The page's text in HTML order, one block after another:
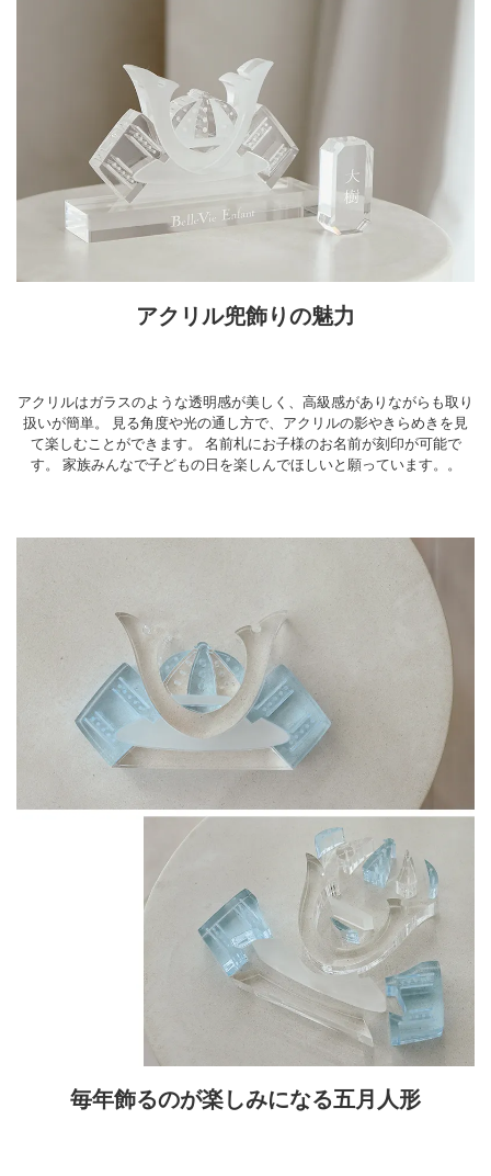
アクリル兜飾りの魅力
アクリルはガラスのような透明感が美しく、高級感がありながらも取り
扱いが簡単。
見る角度や光の通し方で、アクリルの影やきらめきを見
て楽しむことができます。
名前札にお子様のお名前が刻印が可能で
す。
家族みんなで子どもの日を楽しんでほしいと願っています。。
毎年飾るのが楽しみになる五月人形